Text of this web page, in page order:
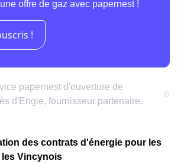
des contrats d'énergie pour les
Vincynois